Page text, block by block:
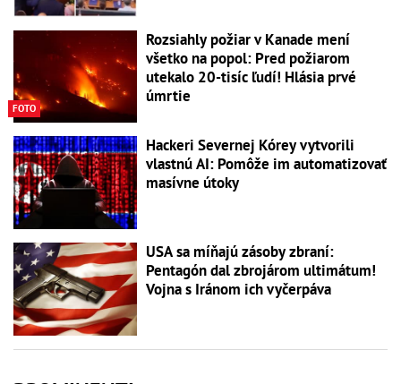
FOTO
Rozsiahly požiar v Kanade mení
všetko na popol: Pred požiarom
utekalo 20-tisíc ľudí! Hlásia prvé
úmrtie
Hackeri Severnej Kórey vytvorili
vlastnú AI: Pomôže im automatizovať
masívne útoky
USA sa míňajú zásoby zbraní:
Pentagón dal zbrojárom ultimátum!
Vojna s Iránom ich vyčerpáva